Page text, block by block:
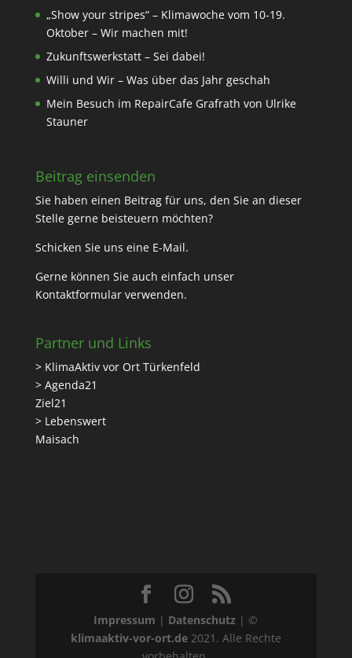
„Show your stripes“ – Klimawoche vom 10-19.
Oktober – Wir machen mit!
Zukunftswerkstatt – Sei dabei!
Willi und Wir – Was über das Jahr geschah
Mein Besuch im RepairCafe Grafrath von Ulrike
Stauner
Beitrag einsenden
Sie haben einen Beitrag für uns, den Sie an dieser
Stelle gerne beisteuern möchten?
Schicken Sie uns eine E-Mail.
Gerne können Sie auch einfach unser
Kontaktformularverwenden.
Partner und Links
> KlimaAktiv vor Ort Türkenfeld
> Agenda21
Ziel21
> Lebenswert
Maisach
Impressum | Datenschutz | ©
klimaaktiv-vor-ort.de2021. Alle Rechte